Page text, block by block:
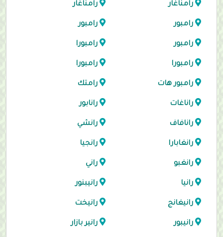
رامناغار رامناغار
رامبور رامبور
رامبور رامبورا
رامبورا رامبورا
رامبور هات رامتك
راناغات رانابور
رانافاف رانشي
رانغابارا رانجيا
رانغبو راني
رانيا رانيبنور
رانيغانج رانيخت
رانيبور رانير بازار